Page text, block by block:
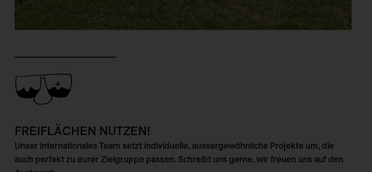
FREIFLÄCHEN NUTZEN!
Unser internationales Team setzt individuelle, aussergewöhnliche Projekte um, die
auch perfekt zu eurer Zielgruppe passen. Schreibt uns gerne, wir freuen uns auf den